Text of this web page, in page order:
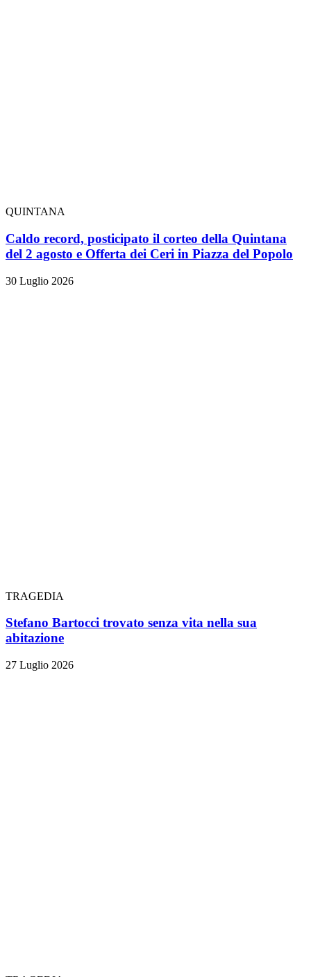
QUINTANA
Caldo record, posticipato il corteo della Quintana
del 2 agosto e Offerta dei Ceri in Piazza del Popolo
30 Luglio 2026
TRAGEDIA
Stefano Bartocci trovato senza vita nella sua
abitazione
27 Luglio 2026